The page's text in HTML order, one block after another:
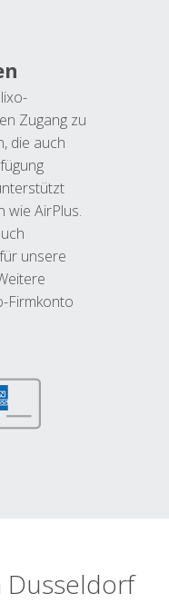
Zugang zu
die auch
wie AirPlus.
unsere
Firmkonto
Dusseldorf